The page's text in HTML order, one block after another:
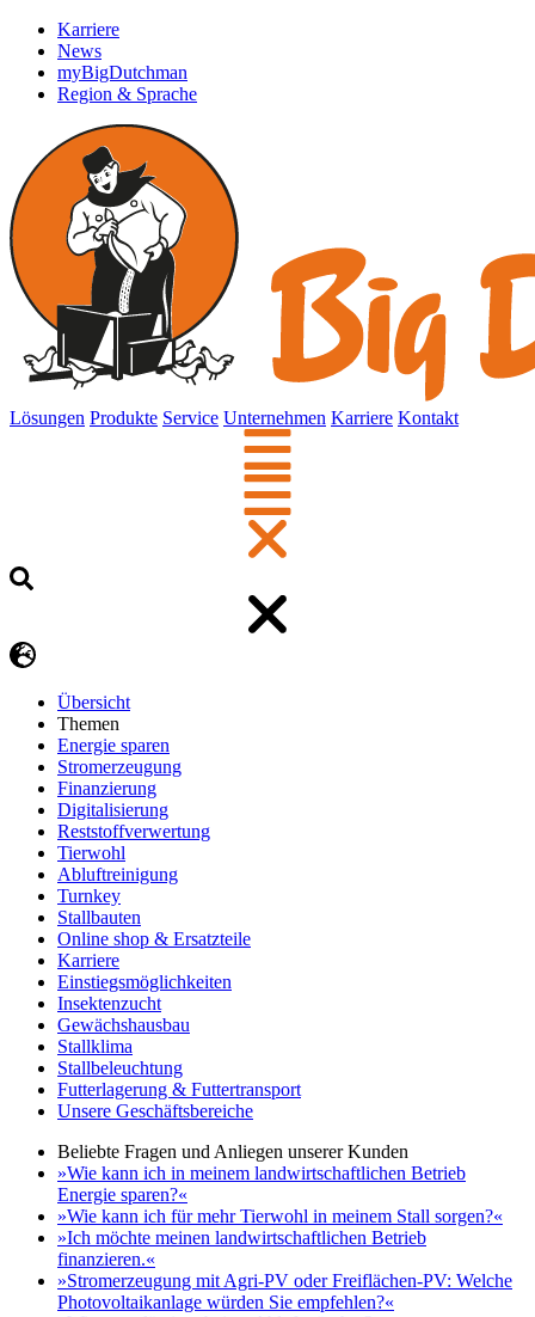
Karriere
News
myBigDutchman
Region & Sprache
Lösungen Produkte Service Unternehmen Karriere Kontakt
Übersicht
Themen
Energie sparen
Stromerzeugung
Finanzierung
Digitalisierung
Reststoffverwertung
Tierwohl
Abluftreinigung
Turnkey
Stallbauten
Online shop & Ersatzteile
Karriere
Einstiegsmöglichkeiten
Insektenzucht
Gewächshausbau
Stallklima
Stallbeleuchtung
Futterlagerung & Futtertransport
Unsere Geschäftsbereiche
Beliebte Fragen und Anliegen unserer Kunden
»Wie kann ich in meinem landwirtschaftlichen Betrieb
Energie sparen?«
»Wie kann ich für mehr Tierwohl in meinem Stall sorgen?«
»Ich möchte meinen landwirtschaftlichen Betrieb
finanzieren.«
»Stromerzeugung mit Agri-PV oder Freiflächen-PV: Welche
Photovoltaikanlage würden Sie empfehlen?«